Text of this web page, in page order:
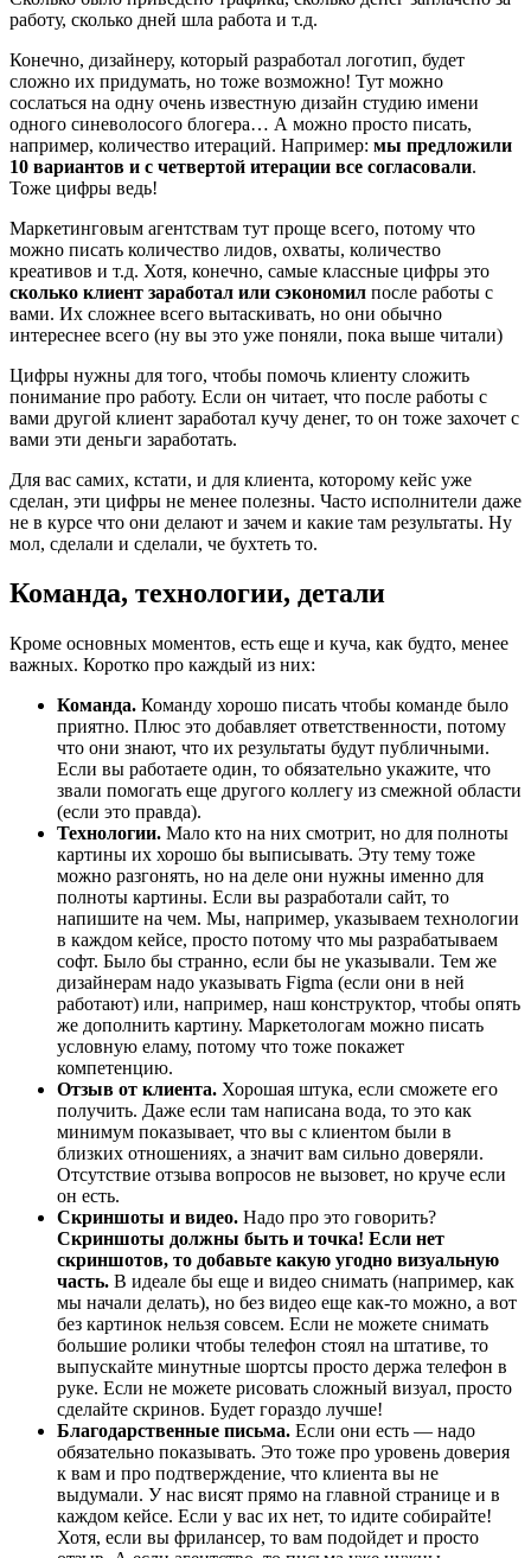
работу, сколько дней шла работа и т.д.
Конечно, дизайнеру, который разработал логотип, будет
сложно их придумать, но тоже возможно! Тут можно
сослаться на одну очень известную дизайн студию имени
одного синеволосого блогера… А можно просто писать,
например, количество итераций. Например: мы предложили
10 вариантов и с четвертой итерации все согласовали.
Тоже цифры ведь!
Маркетинговым агентствам тут проще всего, потому что
можно писать количество лидов, охваты, количество
креативов и т.д. Хотя, конечно, самые классные цифры это
сколько клиент заработал или сэкономил после работы с
вами. Их сложнее всего вытаскивать, но они обычно
интереснее всего (ну вы это уже поняли, пока выше читали)
Цифры нужны для того, чтобы помочь клиенту сложить
понимание про работу. Если он читает, что после работы с
вами другой клиент заработал кучу денег, то он тоже захочет с
вами эти деньги заработать.
Для вас самих, кстати, и для клиента, которому кейс уже
сделан, эти цифры не менее полезны. Часто исполнители даже
не в курсе что они делают и зачем и какие там результаты. Ну
мол, сделали и сделали, че бухтеть то.
Команда, технологии, детали
Кроме основных моментов, есть еще и куча, как будто, менее
важных. Коротко про каждый из них:
Команда. Команду хорошо писать чтобы команде было
приятно. Плюс это добавляет ответственности, потому
что они знают, что их результаты будут публичными.
Если вы работаете один, то обязательно укажите, что
звали помогать еще другого коллегу из смежной области
(если это правда).
Технологии. Мало кто на них смотрит, но для полноты
картины их хорошо бы выписывать. Эту тему тоже
можно разгонять, но на деле они нужны именно для
полноты картины. Если вы разработали сайт, то
напишите на чем. Мы, например, указываем технологии
в каждом кейсе, просто потому что мы разрабатываем
софт. Было бы странно, если бы не указывали. Тем же
дизайнерам надо указывать Figma (если они в ней
работают) или, например, наш конструктор, чтобы опять
же дополнить картину. Маркетологам можно писать
условную еламу, потому что тоже покажет
компетенцию.
Отзыв от клиента. Хорошая штука, если сможете его
получить. Даже если там написана вода, то это как
минимум показывает, что вы с клиентом были в
близких отношениях, а значит вам сильно доверяли.
Отсутствие отзыва вопросов не вызовет, но круче если
он есть.
Скриншоты и видео. Надо про это говорить?
Скриншоты должны быть и точка! Если нет
скриншотов, то добавьте какую угодно визуальную
часть. В идеале бы еще и видео снимать (например, как
мы начали делать), но без видео еще как-то можно, а вот
без картинок нельзя совсем. Если не можете снимать
большие ролики чтобы телефон стоял на штативе, то
выпускайте минутные шортсы просто держа телефон в
руке. Если не можете рисовать сложный визуал, просто
сделайте скринов. Будет гораздо лучше!
Благодарственные письма. Если они есть — надо
обязательно показывать. Это тоже про уровень доверия
к вам и про подтверждение, что клиента вы не
выдумали. У нас висят прямо на главной странице и в
каждом кейсе. Если у вас их нет, то идите собирайте!
Хотя, если вы фрилансер, то вам подойдет и просто